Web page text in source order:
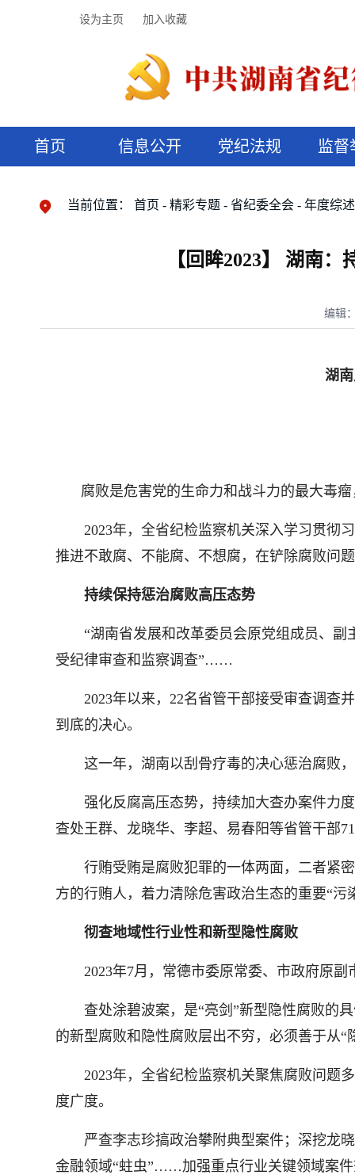
设为主页 加入收藏
首页 信息公开 党纪法规 监督
当前位置： 首页 精彩专题 省纪委全会 年度综述
【回眸2023】 湖南
编辑
湖
腐败是危害党的生命力和战斗力的最大毒
2023年，全省纪检监察机关深入学习贯彻习
推进不敢腐、不能腐、不想腐，在铲除腐败问
持续保持惩治腐败高压态势
“湖南省发展和改革委员会原党组成员、副
受纪律审查和监察调查”……
2023年以来，22名省管干部接受审查调查并
到底的决心。
这一年，湖南以刮骨疗毒的决心惩治腐败，
强化反腐高压态势，持续加大查办案件力度
查处王群、龙晓华、李超、易春阳等省管干部
行贿受贿是腐败犯罪的一体两面，二者紧密
方的行贿人，着力清除危害政治生态的重要“污
彻查地域性行业性和新型隐性腐败
2023年7月，常德市委原常委、市政府原副
查处涂碧波案，是“亮剑”新型隐性腐败的具
的新型腐败和隐性腐败层出不穷，必须善于从
2023年，全省纪检监察机关聚焦腐败问题多
度广度。
严查李志珍搞政治攀附典型案件；深挖龙晓
金融领域“蛀虫”……加强重点行业关键领域案